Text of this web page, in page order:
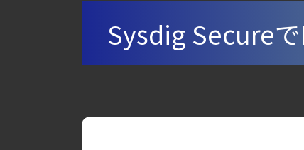
【ブログ】CTEMとは何か｜攻撃者視点
【お知らせ】ブログを更新しました
【ブログ】CSPMとは？クラウド構成ミ
Sysdig Secure